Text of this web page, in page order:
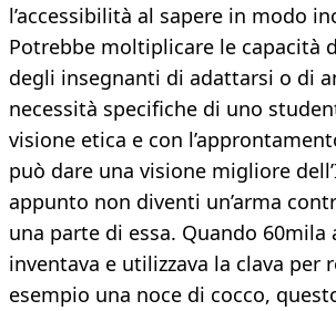
l’accessibilità al sapere in modo
Potrebbe moltiplicare le capacità
degli insegnanti di adattarsi o di
necessità specifiche di uno
visione etica e con
può dare una visione migliore
appunto non diventi un’arma
una parte di essa. Quando 60mila
inventava e utilizzava la clava per
esempio una noce di cocco,